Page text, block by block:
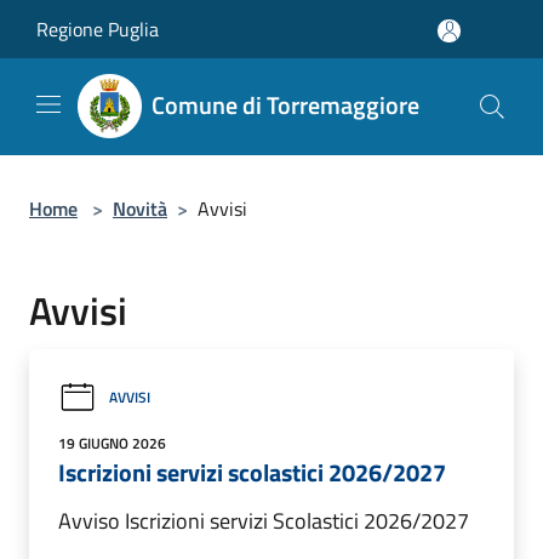
Regione Puglia
Comune di Torremaggiore
Home > Novità > Avvisi
Avvisi
AVVISI
19 GIUGNO 2026
Iscrizioni servizi scolastici 2026/2027
Avviso Iscrizioni servizi Scolastici 2026/2027